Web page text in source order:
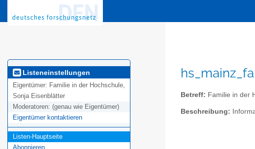
Listeneinstellungen
Eigentümer: Familie in der Hochschule,
Sonja Eisenblätter
Moderatoren: (genau wie Eigentümer)
Eigentümer kontaktieren
Listen-Hauptseite
Abonnieren
Betreff: Familie in der
Beschreibung: